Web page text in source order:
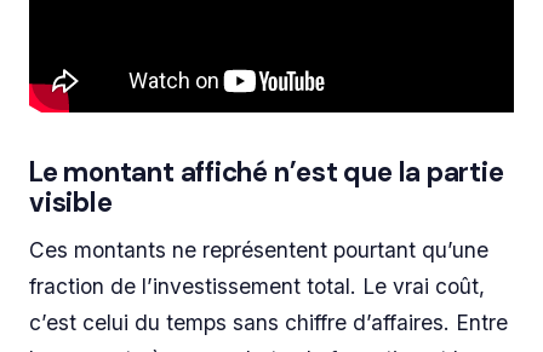
Le montant affiché n’est que la partie
visible
Ces montants ne représentent pourtant qu’une
fraction de l’investissement total. Le vrai coût,
c’est celui du temps sans chiffre d’affaires. Entre